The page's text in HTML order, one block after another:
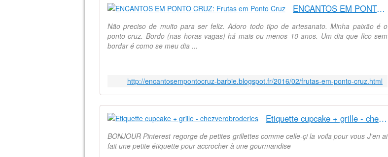
ENCANTOS EM PONTO CRUZ: Frutas em Ponto Cruz
Não preciso de muito para ser feliz. Adoro todo tipo de artesanato. Minha paixão é o
ponto cruz. Bordo (nas horas vagas) há mais ou menos 10 anos. Um dia que fico sem
bordar é como se meu dia ...
http://encantosempontocruz-barbie.blogspot.fr/2016/02/frutas-em-ponto-cruz.html
Etiquette cupcake + grille - chezverobroderies
BONJOUR Pinterest regorge de petites grillettes comme celle-çi la voila pour vous J'en ai
fait une petite étiquette pour accrocher à une gourmandise